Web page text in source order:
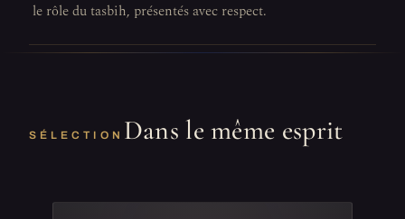
le rôle du tasbih, présentés avec respect.
SÉLECTION Dans le même esprit